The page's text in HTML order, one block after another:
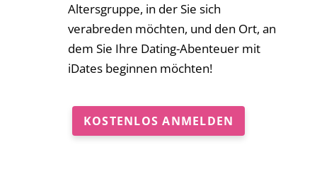
Altersgruppe, in der Sie sich
verabreden möchten, und den Ort, an
dem Sie Ihre Dating-Abenteuer mit
iDates beginnen möchten!
KOSTENLOS ANMELDEN